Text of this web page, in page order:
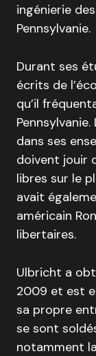
ingénierie
Pennsylvanie.
Durant ses
écrits de
qu’il
dans ses
doivent jouir
libres sur le
avait
américain
libertaires.
Ulbricht a
2009 et est
sa propre
se sont
notamment